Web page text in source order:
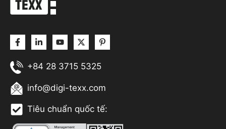
+84 28 3715 5325
info@digi-texx.com
Tiêu chuẩn quốc tế: